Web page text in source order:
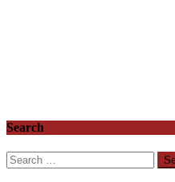
Search
Search
for: